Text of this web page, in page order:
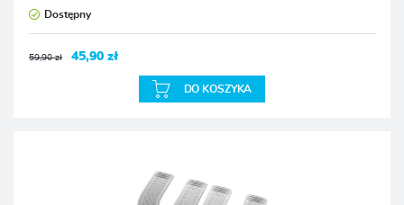
Dostępny
59,90 zł 45,90 zł
DO KOSZYKA